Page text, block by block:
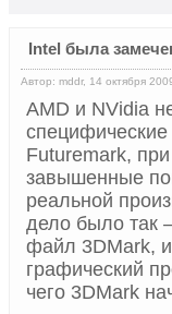
Intel была
Автор: mddr, 14 октября
AMD и NVidia
Futuremark,
завышенные
реальной
дело было так
файл 3DMark, и
графический
чего 3DMark